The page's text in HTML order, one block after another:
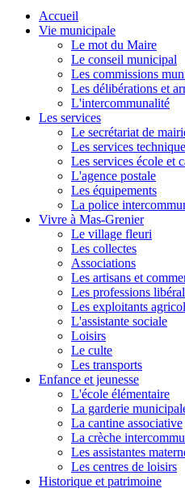
Accueil
Vie municipale
Le mot du Maire
Le conseil municipal
Les commissions
Les délibérations et
L'intercommunalité
Les services
Le secrétariat de
Les services
Les services école et
L'agence postale
Les équipements
La police
Vivre à Mas-Grenier
Le village fleuri
Les collectes
Associations
Les artisans et
Les professions
Les exploitants
L'assistante sociale
Loisirs
Le culte
Les transports
Enfance et jeunesse
L'école élémentaire
La garderie
La cantine associative
La crèche
Les assistantes
Les centres de loisirs
Historique et patrimoine